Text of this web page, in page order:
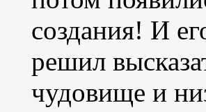
создания! И
решил
чудовище и